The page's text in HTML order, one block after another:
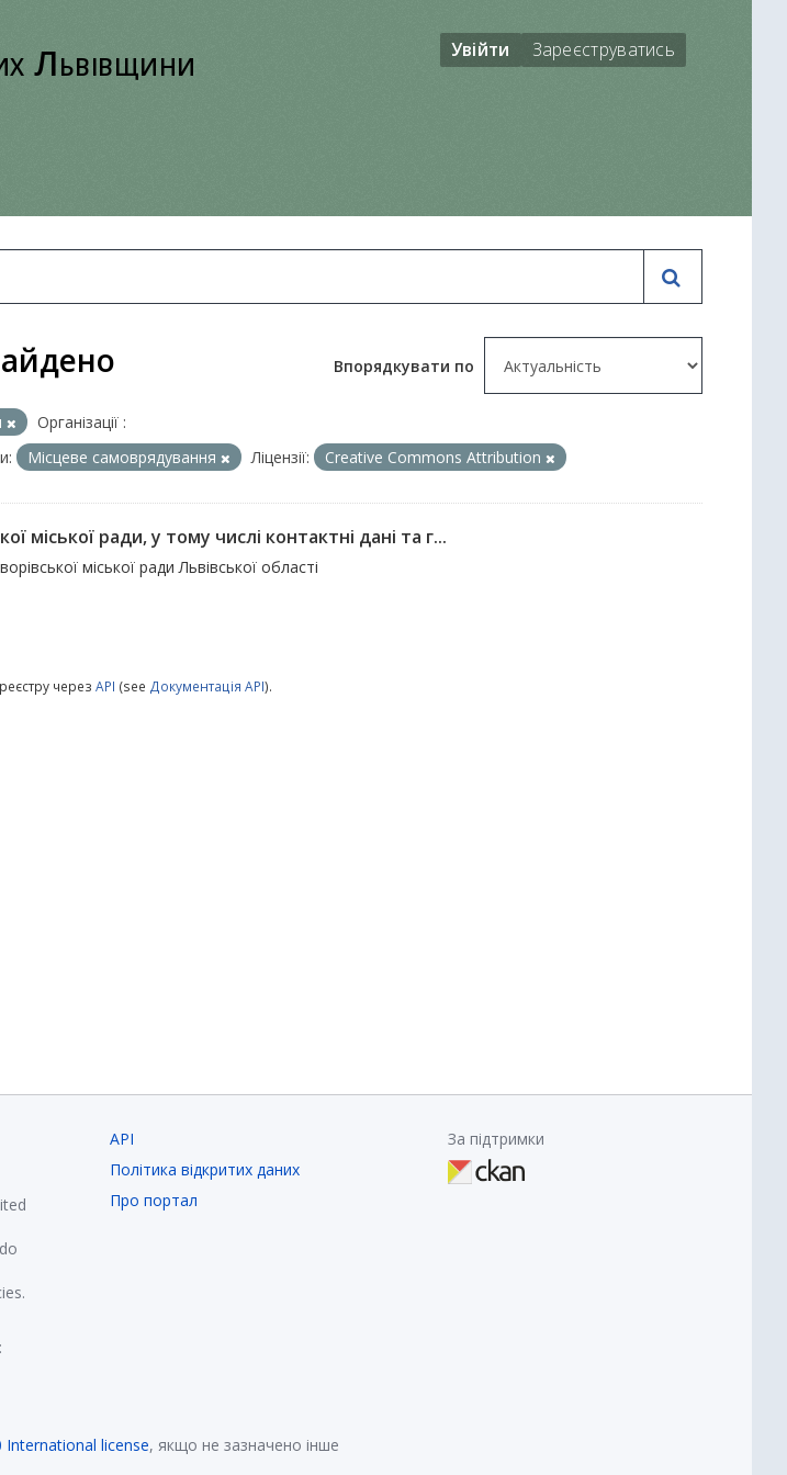
Львівщини Увійти Зареєструватись
Впорядкувати по
Організації :
Місцеве самоврядування Ліцензії: Creative Commons Attribution
міської ради, у тому числі контактні дані та г...
міської ради Львівської області
через API (see Документація API).
API
Політика відкритих даних
Про портал
За підтримки
license, якщо не зазначено інше